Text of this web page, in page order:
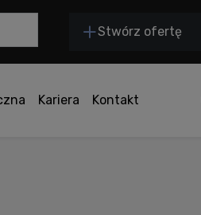
Stwórz ofertę
Kariera Kontakt